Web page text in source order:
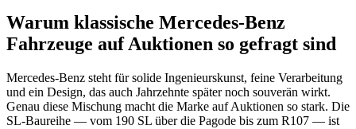
Warum klassische Mercedes-Benz
Fahrzeuge auf Auktionen so gefragt sind
Mercedes-Benz steht für solide Ingenieurskunst, feine Verarbeitung
und ein Design, das auch Jahrzehnte später noch souverän wirkt.
Genau diese Mischung macht die Marke auf Auktionen so stark. Die
SL-Baureihe — vom 190 SL über die Pagode bis zum R107 — ist